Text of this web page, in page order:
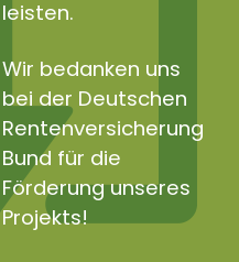
leisten.
Wir bedanken uns
bei der Deutschen
Rentenversicherung
Bund für die
Förderung unseres
Projekts!